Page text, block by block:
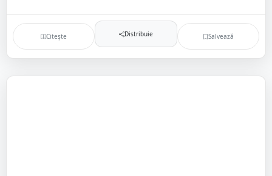
Citește Distribuie Salvează